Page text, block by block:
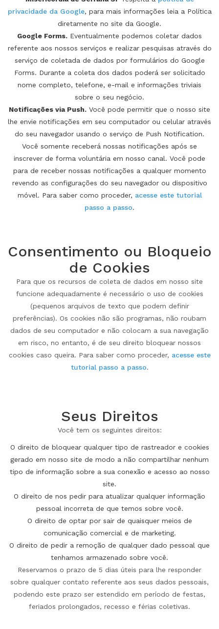
privacidade da Google, para mais informações leia a Política
diretamente no site da Google.
Google Forms. Eventualmente podemos coletar dados
referente aos nossos serviços e realizar pesquisas através do
serviço de coletada de dados por formulários do Google
Forms. Durante a coleta dos dados poderá ser solicitado
nome completo, telefone, e-mail e informações triviais
sobre o seu negócio.
Notificações via Push. Você pode permitir que o nosso site
lhe envie notificações em seu computador ou celular através
do seu navegador usando o serviço de Push Notification.
Você somente receberá nossas notificações após se
inscrever de forma voluntária em nosso canal. Você pode
para de receber nossas notificações a qualquer momento
revendo as configurações do seu navegador ou dispositivo
móvel. Para saber como proceder, acesse este tutorial
passo a passo.
Consentimento ou Bloqueio
de Cookies
Para que os recursos de coleta de dados em nosso site
funcione adequadamente é necessário o uso de cookies
(pequenos arquivos de texto que podem definir
preferências). Os cookies não são programas, não roubam
dados de seu computador e não colocam a sua navegação
em risco, no entanto, é de seu direito bloquear nossos
cookies caso queira. Para saber como proceder, acesse este
tutorial passo a passo.
Seus Direitos
Você tem os seguintes direitos:
O direito de bloquear qualquer tipo de rastreador e cookies
gerado em nosso site de modo a não compartilhar nenhum
tipo de informação sobre a sua conexão e acesso ao nosso
site.
O direito de nos pedir para atualizar qualquer informação
pessoal incorreta de que temos sobre você.
O direito de optar por sair de quaisquer meios de
comunicação comercial e de marketing.
O direito de pedir a remoção de qualquer dado pessoal que
tenhamos armazenado sobre você.
Reservamos o prazo de 5 dias úteis para lhe responder
sobre qualquer contato referente aos seus dados pessoais,
podendo este prazo ser estendido em período de festas,
feriados prolongados, recesso e férias coletivas.